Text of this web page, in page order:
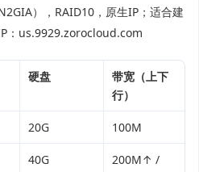
），RAID10，原生IP；适合建
：us.9929.zorocloud.com
硬盘
带宽（上下
行）
20G 100M
40G
200M↑ /